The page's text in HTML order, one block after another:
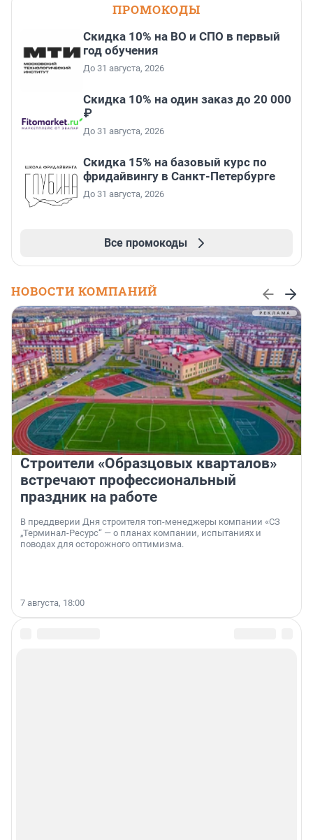
ПРОМОКОДЫ
Скидка 10% на ВО и СПО в первый
год обучения
До 31 августа, 2026
Скидка 10% на один заказ до 20 000
₽
До 31 августа, 2026
Скидка 15% на базовый курс по
фридайвингу в Санкт-Петербурге
До 31 августа, 2026
Все промокоды
НОВОСТИ КОМПАНИЙ
Строители «Образцовых кварталов»
встречают профессиональный
праздник на работе
В преддверии Дня строителя топ-менеджеры компании «СЗ
„Терминал-Ресурс“ — о планах компании, испытаниях и
поводах для осторожного оптимизма.
7 августа, 18:00